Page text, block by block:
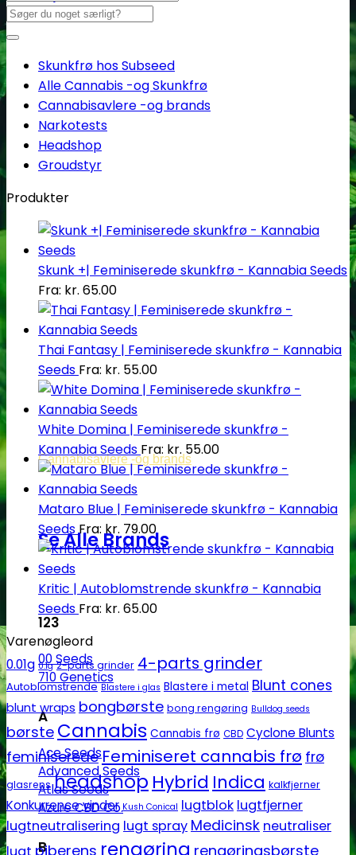
Billige CBD frø
Cannabisavlere -og brands
Se Alle Brands
123
00 Seeds
710 Genetics
A
Ace Seeds
Advanced Seeds
Atlas Seeds
Azure CBD Co.
B
Søg
efter:
Skunkfrø hos Subseed
Alle Cannabis -og Skunkfrø
Cannabisavlere -og brands
Narkotests
Headshop
Groudstyr
Produkter
Skunk +| Feminiserede skunkfrø - Kannabia Seeds
Fra: kr. 65.00
Thai Fantasy | Feminiserede skunkfrø - Kannabia
Seeds Fra: kr. 55.00
White Domina | Feminiserede skunkfrø -
Kannabia Seeds Fra: kr.55.00
Mataro Blue | Feminiserede skunkfrø - Kannabia
SeedsFra:kr. 79.00
Kritic | Autoblomstrende skunkfrø - Kannabia
Seeds Fra: kr. 65.00
Varenøgleord
0.01g 0.1g 2-parts grinder 4-parts grinder
Autoblomstrende Blastere i glas Blastere i metal Blunt cones
blunt wraps bongbørste bong rengøring Bulldog seeds
børste Cannabis Cannabis frø CBD Cyclone Blunts
feminiserede Feminiseret cannabis frø frø
glasrens headshop Hybrid Indica kalkfjerner
Konkurrence vinder Kush Conical lugtblok lugtfjerner
lugtneutralisering lugt spray Medicinsk neutraliser
piberens rengøring rengøringsbørste